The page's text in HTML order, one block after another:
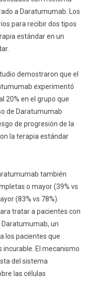
a Daratumumab. Los
para recibir dos tipos
estándar en un
demostraron que el
experimentó
20% en el grupo que
de Daratumumab
de progresión de la
la terapia estándar
también
o mayor (39% vs
(83% vs 78%).
tratar a pacientes con
un
los pacientes que
El mecanismo
del sistema
las células